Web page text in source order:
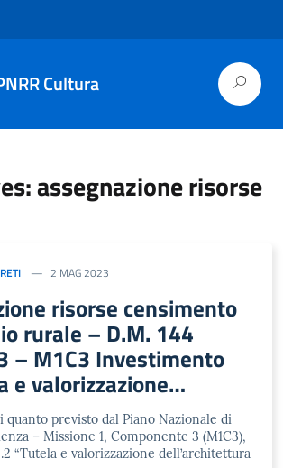
Cultura
assegnazione risorse
2 MAG 2023
risorse censimento
rurale – D.M. 144
M1C3 Investimento
e valorizzazione
e del paesaggio
quanto previsto dal Piano Nazionale di
– Missione 1, Componente 3 (M1C3),
“Tutela e valorizzazione dell’architettura